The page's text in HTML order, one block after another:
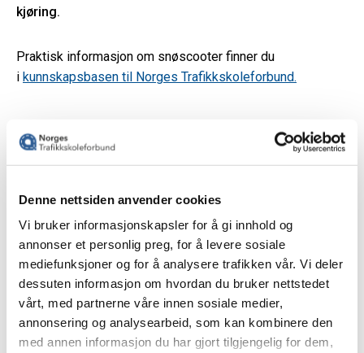
Denne nettsiden anvender cookies
Vi bruker informasjonskapsler for å gi innhold og
annonser et personlig preg, for å levere sosiale
mediefunksjoner og for å analysere trafikken vår. Vi deler
dessuten informasjon om hvordan du bruker nettstedet
vårt, med partnerne våre innen sosiale medier,
annonsering og analysearbeid, som kan kombinere den
med annen informasjon du har gjort tilgjengelig for dem,
kjøring.
Praktisk informasjon om snøscooter finner du
i kunnskapsbasen til Norges Trafikkskoleforbund.
Produkter (2)